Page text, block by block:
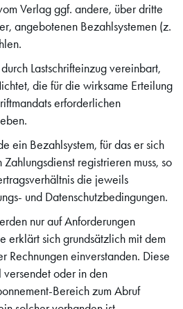
Verlag ggf. andere, über dritte
angebotenen Bezahlsystemen (z.
Lastschrifteinzug vereinbart,
die für die wirksame Erteilung
erforderlichen
ein Bezahlsystem, für das er sich
registrieren muss, so
die jeweils
und Datenschutzbedingungen.
nur auf Anforderungen
erklärt sich grundsätzlich mit dem
Rechnungen einverstanden. Diese
oder in den
Bereich zum Abruf